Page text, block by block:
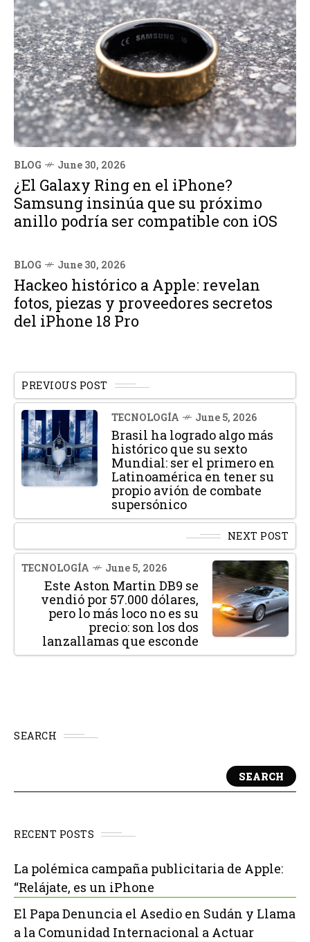
BLOG June 30, 2026
¿El Galaxy Ring en el iPhone?
Samsung insinúa que su próximo
anillo podría ser compatible con iOS
BLOG June 30, 2026
Hackeo histórico a Apple: revelan
fotos, piezas y proveedores secretos
del iPhone 18 Pro
PREVIOUS POST
TECNOLOGÍA June 5, 2026
Brasil ha logrado algo más
histórico que su sexto
Mundial: ser el primero en
Latinoamérica en tener su
propio avión de combate
supersónico
NEXT POST
TECNOLOGÍA June 5, 2026
Este Aston Martin DB9 se
vendió por 57.000 dólares,
pero lo más loco no es su
precio: son los dos
lanzallamas que esconde
SEARCH
SEARCH
RECENT POSTS
La polémica campaña publicitaria de Apple:
“Relájate, es un iPhone
El Papa Denuncia el Asedio en Sudán y Llama
a la Comunidad Internacional a Actuar